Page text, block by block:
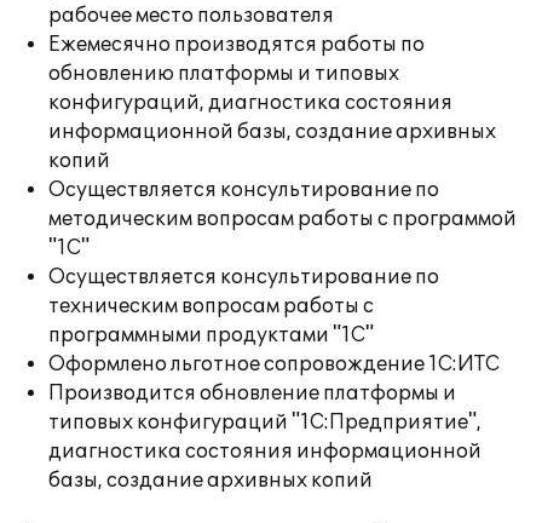
рабочее место пользователя
Ежемесячно производятся работы по
обновлению платформы и типовых
конфигураций, диагностика состояния
информационной базы, создание архивных
копий
Осуществляется консультирование по
методическим вопросам работы с программой
"1С"
Осуществляется консультирование по
техническим вопросам работы с
программными продуктами "1С"
Оформлено льготное сопровождение 1С:ИТС
Производится обновление платформы и
типовых конфигураций "1С:Предприятие",
диагностика состояния информационной
базы, создание архивных копий